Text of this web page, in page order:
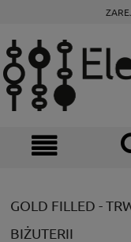
GOLD FILLED -
BIŻUTERII